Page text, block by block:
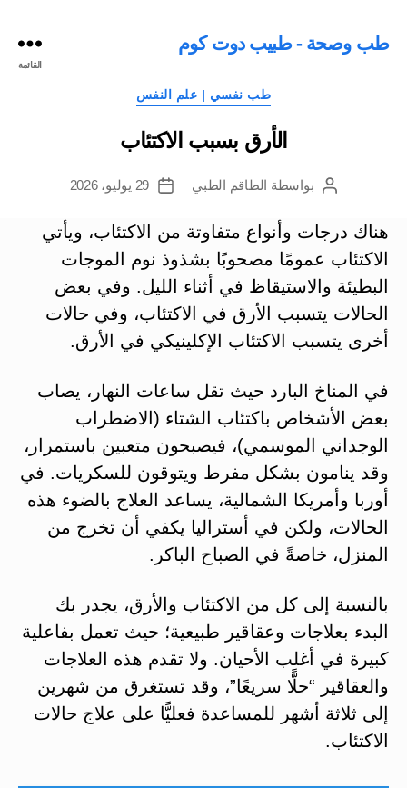
طب وصحة - طبيب دوت كوم
القائمة
التصنيفات
طب نفسي | علم النفس
الأرق بسبب الاكتئاب
كاتببواسطة الطاقم الطبي
تاريخ
29 يوليو، 2026
هناك درجات وأنواع متفاوتة من الاكتئاب، ويأتي
الاكتئاب عمومًا مصحوبًا بشذوذ نوم الموجات
البطيئة والاستيقاظ في أثناء الليل. وفي بعض
الحالات يتسبب الأرق في الاكتئاب، وفي حالات
أخرى يتسبب الاكتئاب الإكلينيكي في الأرق.
في المناخ البارد حيث تقل ساعات النهار، يصاب
بعض الأشخاص باكتئاب الشتاء (الاضطراب
الوجداني الموسمي)، فيصبحون متعبين باستمرار،
وقد ينامون بشكل مفرط ويتوقون للسكريات. في
أوربا وأمريكا الشمالية، يساعد العلاج بالضوء هذه
الحالات، ولكن في أستراليا يكفي أن تخرج من
المنزل، خاصةً في الصباح الباكر.
بالنسبة إلى كل من الاكتئاب والأرق، يجدر بك
البدء بعلاجات وعقاقير طبيعية؛ حيث تعمل بفاعلية
كبيرة في أغلب الأحيان. ولا تقدم هذه العلاجات
والعقاقير “حلًّا سريعًا”، وقد تستغرق من شهرين
إلى ثلاثة أشهر للمساعدة فعليًّا على علاج حالات
الاكتئاب.